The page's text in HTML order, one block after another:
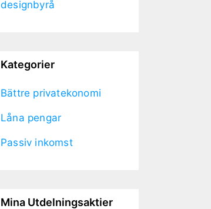
designbyrå
Kategorier
Bättre privatekonomi
Låna pengar
Passiv inkomst
Mina Utdelningsaktier